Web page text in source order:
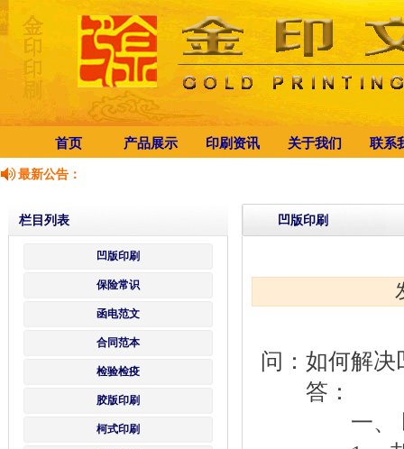
首页 产品展示 印刷资讯 关于我们 联系
最新公告：
栏目列表
凹版印刷
保险常识
函电范文
合同范本
检验检疫
胶版印刷
柯式印刷
凹版印刷
问：如何解决
答：
一、 凹版